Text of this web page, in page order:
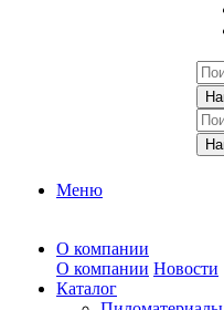
Меню
О компании
О компании Новости
Каталог